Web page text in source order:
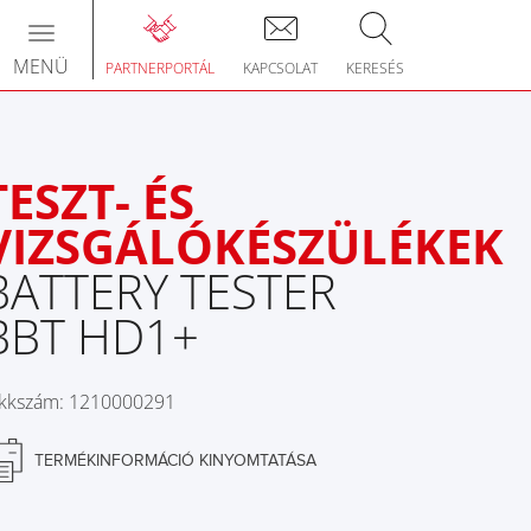
PARTNERPORTÁL KAPCSOLAT KERESÉS
Toggle
navigation
MENÜ
ÉS
TESTER
HD1+
1210000291
TERMÉKINFORMÁCIÓ KINYOMTATÁSA